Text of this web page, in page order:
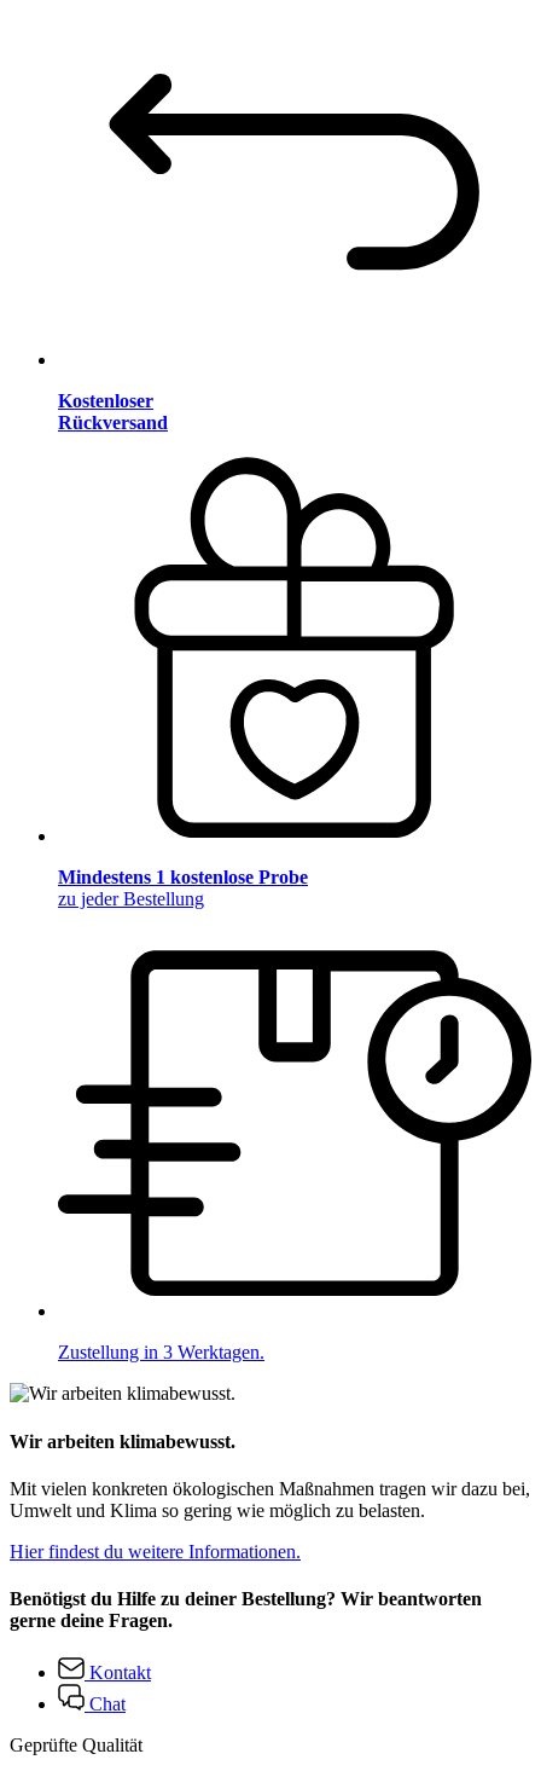
Kostenloser
Rückversand
Mindestens 1 kostenlose Probe
zu jeder Bestellung
Zustellung in 3 Werktagen.
Wir arbeiten klimabewusst.
Mit vielen konkreten ökologischen Maßnahmen tragen wir dazu bei,
Umwelt und Klima so gering wie möglich zu belasten.
Hier findest du weitere Informationen.
Benötigst du Hilfe zu deiner Bestellung? Wir beantworten
gerne deine Fragen.
Kontakt
Chat
Geprüfte Qualität